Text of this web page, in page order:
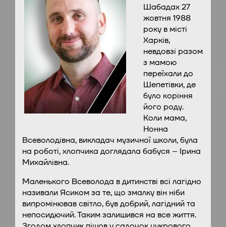
Шабадах 27
жовтня 1988
року в місті
Харків,
невдовзі разом
з мамою
переїхали до
Шепетівки, де
було коріння
його роду.
Коли мама,
Нонна
Всеволодівна, викладач музичної школи, була
на роботі, хлопчика доглядала бабуся – Ірина
Михайлівна.
Маленького Всеволода в дитинстві всі лагідно
називали Ясиком за те, що змалку він ніби
випромінював світло, був добрий, лагідний та
непосидючий. Таким залишився на все життя.